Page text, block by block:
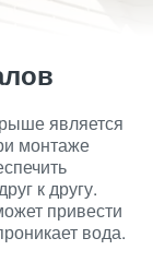
является
монтаже
к другу.
привести
вода.